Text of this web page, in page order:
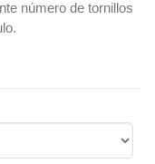
número de tornillos